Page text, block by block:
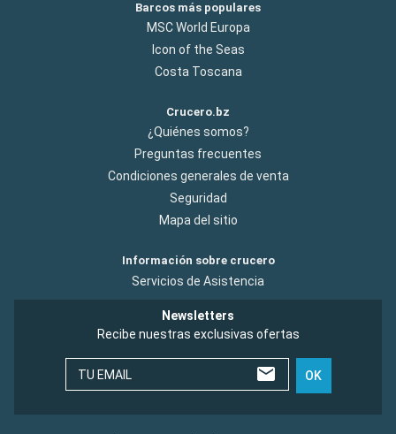
Barcos más populares
MSC World Europa
Icon of the Seas
Costa Toscana
Crucero.bz
¿Quiénes somos?
Preguntas frecuentes
Condiciones generales de venta
Seguridad
Mapa del sitio
Información sobre crucero
Servicios de Asistencia
Newsletters
Recibe nuestras exclusivas ofertas
TU EMAIL OK